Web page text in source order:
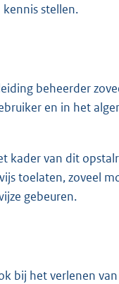
kennis stellen.
beheerder
en in het
kader van dit
toelaten, zoveel
gebeuren.
bij het verlenen